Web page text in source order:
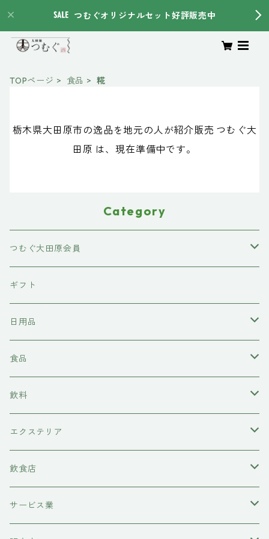
つむぐオリジナルセット好評販売中
TOPページ 食品 糀
栃木県大田原市の逸品を地元の人が紹介販売 つむぐ大
田原 は、現在準備中です。
Category
つむぐ大田原会員
東京石材
岩上商店
稲見商店
momo farm
前田牧場
吉岡食品工業
ハニーラルヴァ
ギフト
日用品
洗剤
雑貨
コースター
ヘアケア
シャンプー
コンディショナー
水槽底床
コースター
食品
味噌
カレー
牛肉
糀
飲料
日本酒
ワイン
甘酒
エクステリア
物置
飲食店
レストラン
サービス業